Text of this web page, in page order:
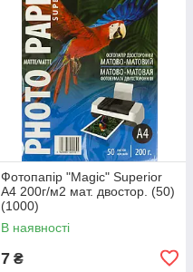
Фотопапір "Magic" Superior
А4 200г/м2 мат. двостор. (50)
(1000)
В наявності
7 ₴